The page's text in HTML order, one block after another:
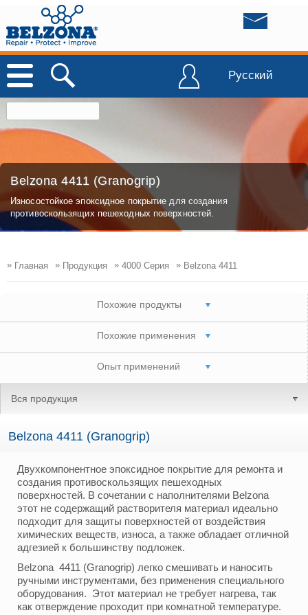
Русский
Belzona 4411 (Granogrip)
Износостойкое эпоксидное покрытие для создания
противоскользящих пешеходных поверхностей.
» Главная » Продукция » 4000 Серия » Belzona 4411
Похожие продукты
Похожие применения
Опыт применений
Вся продукция
Belzona 4411 (Granogrip)
Двухкомпонентное эпоксидное покрытие для ремонта и
создания противоскользящих пешеходных
поверхностей. В сочетании с наполнителями Belzona
этот не содержащий растворителя материал идеально
подходит для защиты поверхностей от воздействия
химических веществ, износа, а также обладает отличной
адгезией к большинству подложек.
Belzona 4411 (Granogrip) легко смешивать и наносить
ручными инструментами, без применения специального
оборудования. Этот материал не требует нагрева, так
как отверждение проходит при комнатной температуре.